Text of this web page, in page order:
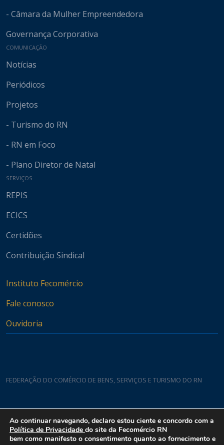
- Câmara da Mulher Empreendedora
Governança Corporativa
COMUNICAÇÃO
Notícias
Periódicos
Projetos
- Turismo do RN
- RN em Foco
- Plano Diretor de Natal
SERVIÇOS
REPIS
ECICS
Certidões
Contribuição Sindical
Instituto Fecomércio
Fale conosco
Ouvidoria
FEDERAÇÃO DO COMÉRCIO DE BENS, SERVIÇOS E TURISMO DO RN
Rua Padre João Damasceno, 1935 - Lagoa Nova CEP 59075-760
Ao continuar navegando, declaro estou ciente e concordo com a
Política de Privacidade do site da Fecomércio RN
bem como manifesto o consentimento quanto ao fornecimento e